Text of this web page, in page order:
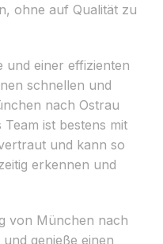
ohne auf Qualität zu
und einer effizienten
schnellen und
nach Ostrau
ist bestens mit
und kann so
erkennen und
von München nach
genieße einen